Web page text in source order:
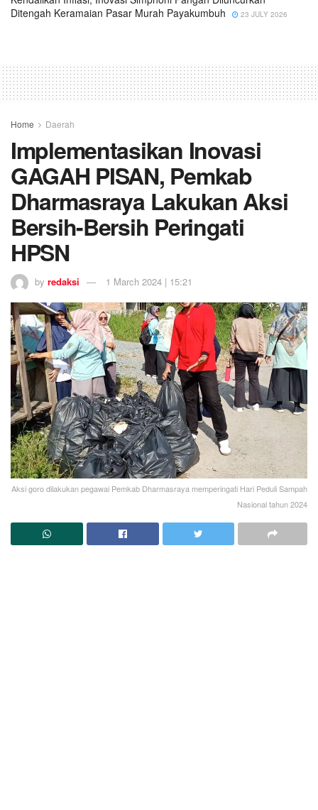
Ditengah Keramaian Pasar Murah Payakumbuh
23 JULY 2026
Home Daerah
Implementasikan Inovasi
GAGAH PISAN, Pemkab
Dharmasraya Lakukan Aksi
Bersih-Bersih Peringati
HPSN
by redaksi 1 March 2024 | 15:21
Aksi goro dilakukan pegawai Pemkab Dharmasraya memperingati Hari Peduli Sampah
Nasional tahun 2024